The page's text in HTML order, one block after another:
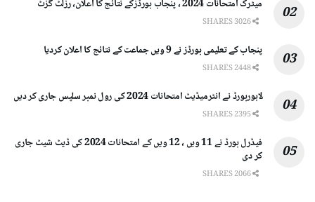
میٹرک امتحانات 2024 ، پنجاب بورڈزکے نتائج کا اعلان، رزلٹ گزٹ
پنجاب کے تعلیمی بورڈز نے 9 ویں جماعت کے نتائج کا اعلان کردیا
لاہوربورڈ نے انٹرمیڈیٹ امتحانات 2024 کی رول نمبر سلپس جاری کر دیں
فیڈرل بورڈ نے 11 ویں ، 12 ویں کے امتحانات 2024 کی ڈیٹ شیٹ جاری
کر دی